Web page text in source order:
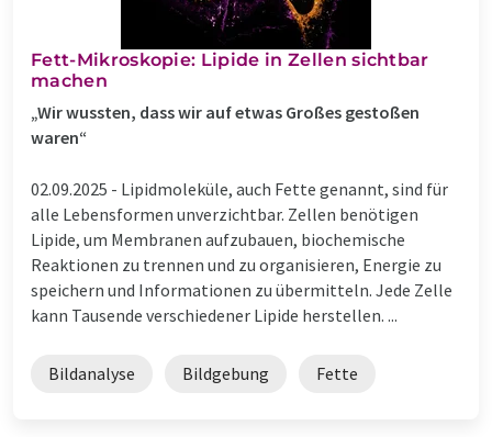
Fett-Mikroskopie: Lipide in Zellen sichtbar
machen
„Wir wussten, dass wir auf etwas Großes gestoßen
waren“
02.09.2025 - Lipidmoleküle, auch Fette genannt, sind für
alle Lebensformen unverzichtbar. Zellen benötigen
Lipide, um Membranen aufzubauen, biochemische
Reaktionen zu trennen und zu organisieren, Energie zu
speichern und Informationen zu übermitteln. Jede Zelle
kann Tausende verschiedener Lipide herstellen. ...
Bildanalyse Bildgebung Fette